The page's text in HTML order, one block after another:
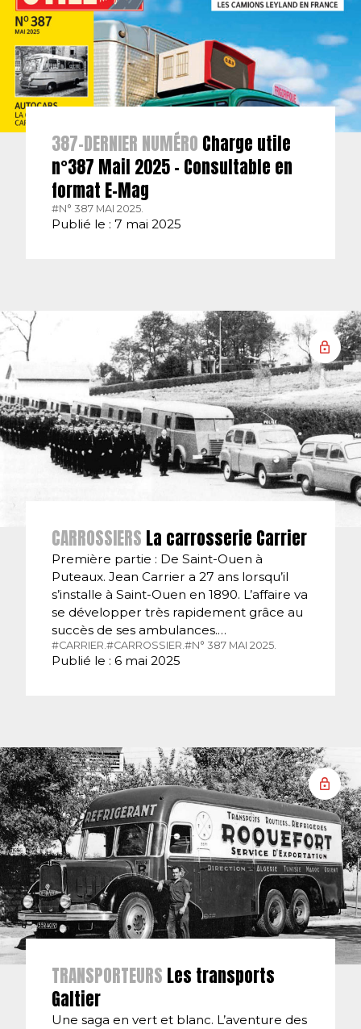
387-DERNIER NUMÉRO Charge utile
n°387 Mail 2025 – Consultable en
format E-Mag
#N° 387 MAI 2025.
Publié le : 7 mai 2025
CARROSSIERS La carrosserie Carrier
Première partie : De Saint-Ouen à
Puteaux. Jean Carrier a 27 ans lorsqu’il
s’installe à Saint-Ouen en 1890. L’affaire va
se développer très rapidement grâce au
succès de ses ambulances.…
#CARRIER.#CARROSSIER.#N° 387 MAI 2025.
Publié le : 6 mai 2025
TRANSPORTEURS Les transports
Galtier
Une saga en vert et blanc. L’aventure des